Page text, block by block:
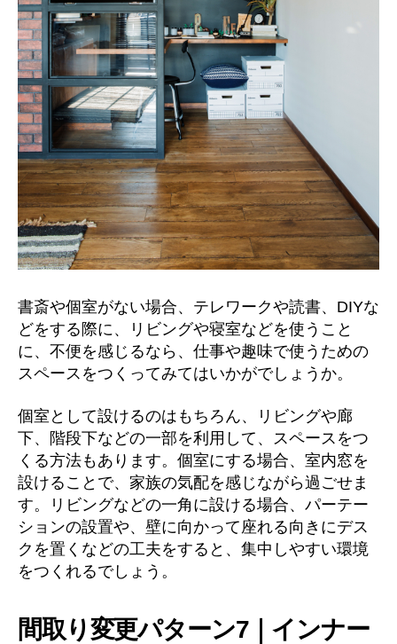
書斎や個室がない場合、テレワークや読書、DIYな
どをする際に、リビングや寝室などを使うこと
に、不便を感じるなら、仕事や趣味で使うための
スペースをつくってみてはいかがでしょうか。
個室として設けるのはもちろん、リビングや廊
下、階段下などの一部を利用して、スペースをつ
くる方法もあります。個室にする場合、室内窓を
設けることで、家族の気配を感じながら過ごせま
す。リビングなどの一角に設ける場合、パーテー
ションの設置や、壁に向かって座れる向きにデス
クを置くなどの工夫をすると、集中しやすい環境
をつくれるでしょう。
間取り変更パターン7｜インナー